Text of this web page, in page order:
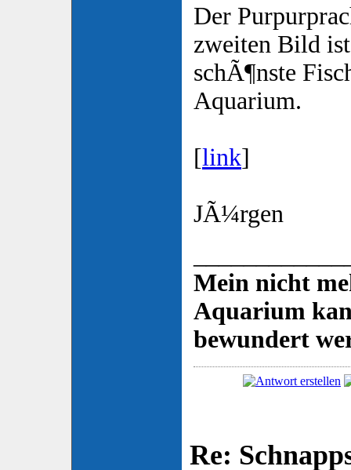
Der
zweiten Bild
schÃ¶nste
Aquarium.
[link]
JÃ¼rgen
Mein nicht
Aquarium
bewundert
Re: